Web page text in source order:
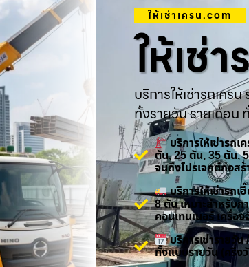
ให้เช่าเครน.com
ให้เช่
บริการให้เช่ารถเคร
ทั้งรายวัน รายเดือน
บริการให้เช่ารถ
ตัน, 25 ตัน, 35 ตัน,
จนถึงโปรเจกต์ก่อส
บริการให้เช่ารถ
8 ตัน เหมาะสำหรับ
คอนเทนเนอร์ เครื่อ
บริการเช่ารายวัน
ทั้งแบบรายวัน (ครึ่ง